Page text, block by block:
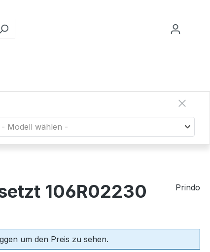
- Modell wählen -
106R02230 Prindo
um den Preis zu sehen.